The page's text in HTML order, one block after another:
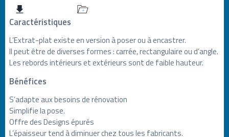
Caractéristiques
L’Extrat-plat existe en version à poser ou à encastrer.
Il peut être de diverses formes : carrée, rectangulaire ou d’angle.
Les rebords intérieurs et extérieurs sont de faible hauteur.
Bénéfices
S’adapte aux besoins de rénovation
Simplifie la pose.
Offre des Designs épurés
L’épaisseur tend à diminuer chez tous les fabricants.